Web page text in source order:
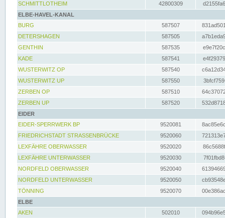
SCHMITTLOTHEIM
42800309
ELBE-HAVEL-KANAL
BURG
587507
DETERSHAGEN
587505
GENTHIN
587535
KADE
587541
WUSTERWITZ OP
587540
WUSTERWITZ UP
587550
ZERBEN OP
587510
ZERBEN UP
587520
EIDER
EIDER-SPERRWERK BP
9520081
FRIEDRICHSTADT STRASSENBRÜCKE
9520060
LEXFÄHRE OBERWASSER
9520020
LEXFÄHRE UNTERWASSER
9520030
NORDFELD OBERWASSER
9520040
NORDFELD UNTERWASSER
9520050
TÖNNING
9520070
ELBE
AKEN
502010